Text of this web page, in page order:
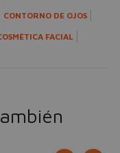
CONTORNO DE OJOS
FACIAL